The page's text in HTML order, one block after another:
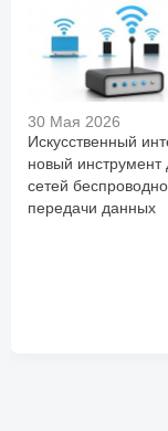
30 Мая 2026
Искусственный
новый инструмент
сетей
передачи данных